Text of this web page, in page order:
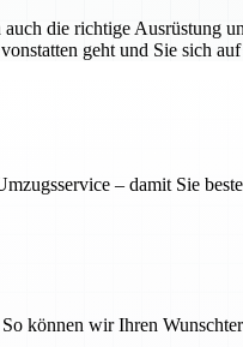
die richtige Ausrüstung
geht und Sie sich
– damit Sie
können wir Ihren